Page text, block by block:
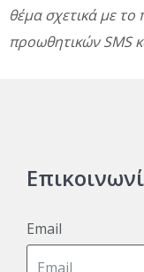
θέμα σχετικά με το
προωθητικών SMS
Email